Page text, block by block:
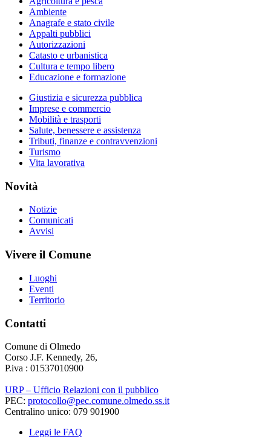
Ambiente
Anagrafe e stato civile
Appalti pubblici
Autorizzazioni
Catasto e urbanistica
Cultura e tempo libero
Educazione e formazione
Giustizia e sicurezza pubblica
Imprese e commercio
Mobilità e trasporti
Salute, benessere e assistenza
Tributi, finanze e contravvenzioni
Turismo
Vita lavorativa
Novità
Notizie
Comunicati
Avvisi
Vivere il Comune
Luoghi
Eventi
Territorio
Contatti
Comune di Olmedo
Corso J.F. Kennedy, 26,
P.iva : 01537010900
URP – Ufficio Relazioni con il pubblico
PEC: protocollo@pec.comune.olmedo.ss.it
Centralino unico: 079 901900
Leggi le FAQ